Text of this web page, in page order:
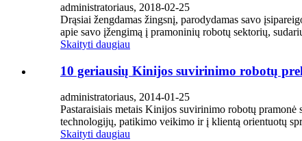
administratoriaus, 2018-02-25
Drąsiai žengdamas žingsnį, parodydamas savo
apie savo įžengimą į pramoninių robotų sektorių,
Skaityti daugiau
10 geriausių Kinijos suvirinimo robotų
administratoriaus, 2014-01-25
Pastaraisiais metais Kinijos suvirinimo robotų
technologijų, patikimo veikimo ir į klientą orientuotų
Skaityti daugiau